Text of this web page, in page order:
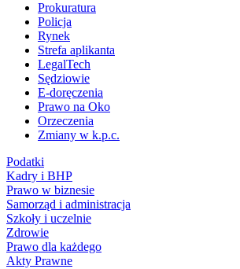
Prokuratura
Policja
Rynek
Strefa aplikanta
LegalTech
Sędziowie
E-doręczenia
Prawo na Oko
Orzeczenia
Zmiany w k.p.c.
Podatki
Kadry i BHP
Prawo w biznesie
Samorząd i administracja
Szkoły i uczelnie
Zdrowie
Prawo dla każdego
Akty Prawne